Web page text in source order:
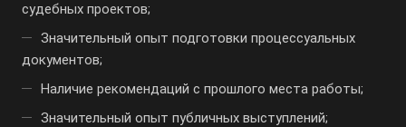
судебных проектов;
Значительный опыт подготовки процессуальных
документов;
Наличие рекомендаций с прошлого места работы;
Значительный опыт публичных выступлений;